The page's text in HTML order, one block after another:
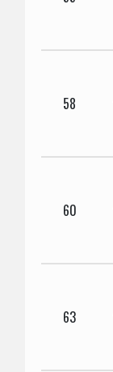
58
60
63